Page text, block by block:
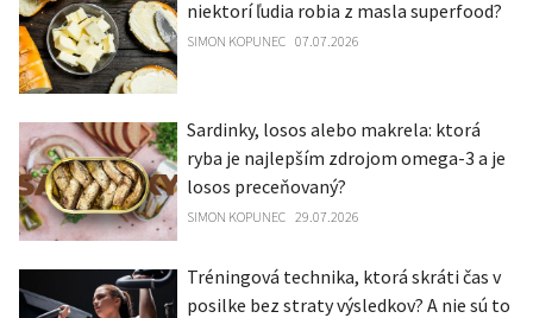
niektorí ľudia robia z masla superfood?
SIMON KOPUNEC 07.07.2026
Sardinky, losos alebo makrela: ktorá
ryba je najlepším zdrojom omega-3 a je
losos preceňovaný?
SIMON KOPUNEC 29.07.2026
Tréningová technika, ktorá skráti čas v
posilke bez straty výsledkov? A nie sú to